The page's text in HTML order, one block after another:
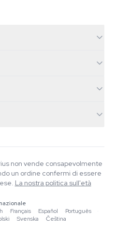
non vende consapevolmente
un ordine confermi di essere
La nostra politica sull'età
·Français ·Español ·Português
·
·Svenska ·Čeština